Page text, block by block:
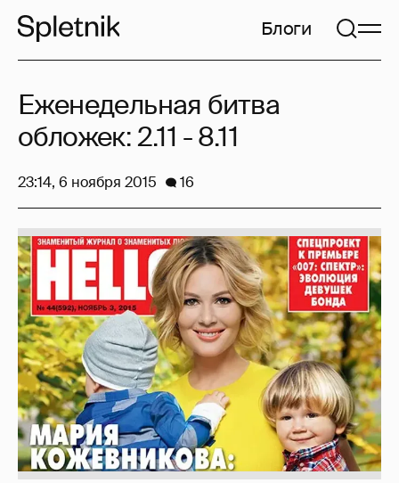
Блоги
Еженедельная битва
обложек: 2.11 - 8.11
23:14, 6 ноября 2015 16